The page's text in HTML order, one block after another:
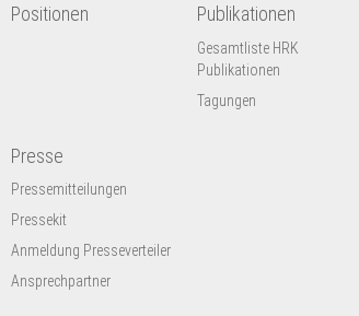
Positionen Publikationen
Gesamtliste HRK
Publikationen
Tagungen
Presse
Pressemitteilungen
Pressekit
Anmeldung Presseverteiler
Ansprechpartner